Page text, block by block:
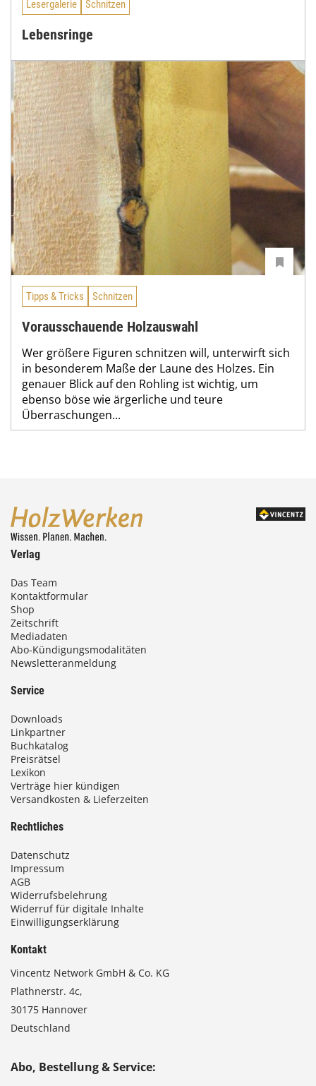
Lesergalerie Schnitzen
Lebensringe
Tipps & Tricks Schnitzen
Vorausschauende Holzauswahl
Wer größere Figuren schnitzen will, unterwirft sich
in besonderem Maße der Laune des Holzes. Ein
genauer Blick auf den Rohling ist wichtig, um
ebenso böse wie ärgerliche und teure
Überraschungen...
Verlag
Das Team
Kontaktformular
Shop
Zeitschrift
Mediadaten
Abo-Kündigungsmodalitäten
Newsletteranmeldung
Service
Downloads
Linkpartner
Buchkatalog
Preisrätsel
Lexikon
Verträge hier kündigen
Versandkosten & Lieferzeiten
Rechtliches
Datenschutz
Impressum
AGB
Widerrufsbelehrung
Widerruf für digitale Inhalte
Einwilligungserklärung
Kontakt
Vincentz Network GmbH & Co. KG
Plathnerstr. 4c,
30175 Hannover
Deutschland
Abo, Bestellung & Service: